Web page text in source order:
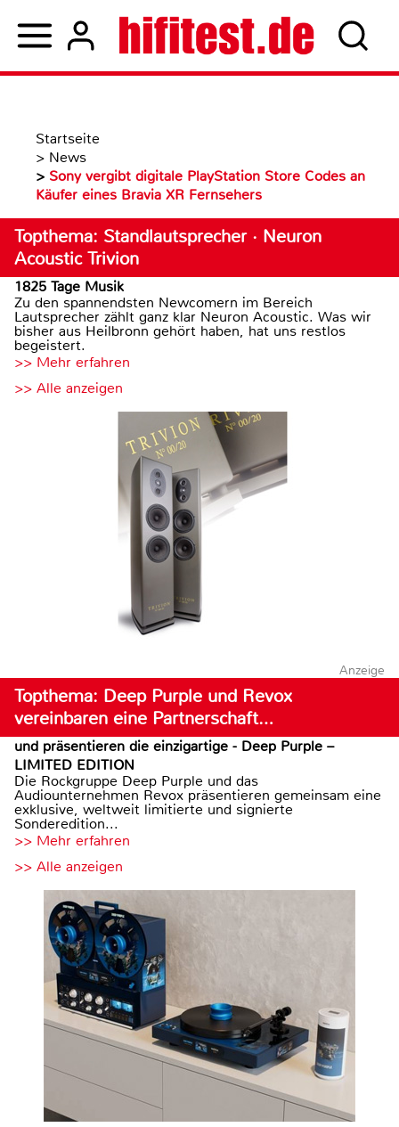
Startseite
> News
> Sony vergibt digitale PlayStation Store Codes an
Käufer eines Bravia XR Fernsehers
Topthema: Standlautsprecher · Neuron
Acoustic Trivion
1825 Tage Musik
Zu den spannendsten Newcomern im Bereich
Lautsprecher zählt ganz klar Neuron Acoustic. Was wir
bisher aus Heilbronn gehört haben, hat uns restlos
begeistert.
>> Mehr erfahren
>> Alle anzeigen
Anzeige
Topthema: Deep Purple und Revox
vereinbaren eine Partnerschaft…
und präsentieren die einzigartige - Deep Purple –
LIMITED EDITION
Die Rockgruppe Deep Purple und das
Audiounternehmen Revox präsentieren gemeinsam eine
exklusive, weltweit limitierte und signierte
Sonderedition...
>> Mehr erfahren
>> Alle anzeigen